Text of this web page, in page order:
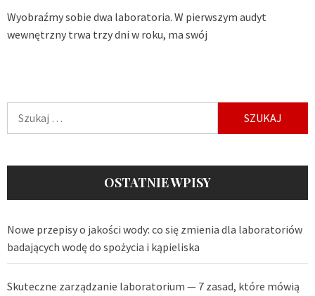
Wyobraźmy sobie dwa laboratoria. W pierwszym audyt
wewnętrzny trwa trzy dni w roku, ma swój
OSTATNIE WPISY
Nowe przepisy o jakości wody: co się zmienia dla laboratoriów
badających wodę do spożycia i kąpieliska
Skuteczne zarządzanie laboratorium — 7 zasad, które mówią